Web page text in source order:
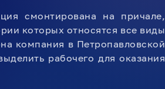
смонтирована на причале,
которых относятся все виды
компания в Петропавловской
рабочего для оказания